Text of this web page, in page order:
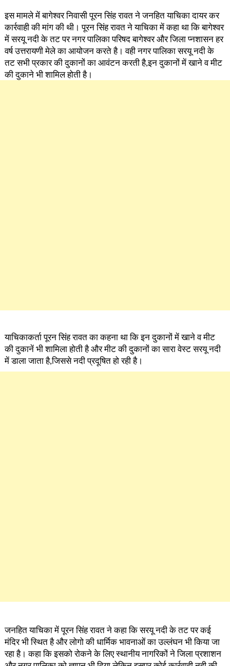
इस मामले में बागेश्वर निवासी पूरन सिंह रावत ने जनहित याचिका दायर कर
कार्रवाही की मांग की थी। पूरन सिंह रावत ने याचिका में कहा था कि बागेश्वर
में सरयू नदी के तट पर नगर पालिका परिषद बागेश्वर और जिला प्नशासन हर
वर्ष उत्तरायणी मेले का आयोजन करते है। वही नगर पालिका सरयू नदी के
तट सभी प्रकार की दुकानों का आवंटन करती है,इन दुकानों में खाने व मीट
की दुकाने भी शामिल होती है।
याचिकाकर्ता पूरन सिंह रावत का कहना था कि इन दुकानों में खाने व मीट
की दुकानें भी शामिला होती है और मीट की दुकानों का सारा वेस्ट सरयू नदी
में डाला जाता है,जिससे नदी प्रदूषित हो रही है।
जनहित याचिका में पूरन सिंह रावत ने कहा कि सरयू नदी के तट पर कई
मंदिर भी स्थित है और लोगो की धार्मिक भावनाओं का उल्लंघन भी किया जा
रहा है। कहा कि इसको रोकने के लिए स्थानीय नागरिकों ने जिला प्रशाशन